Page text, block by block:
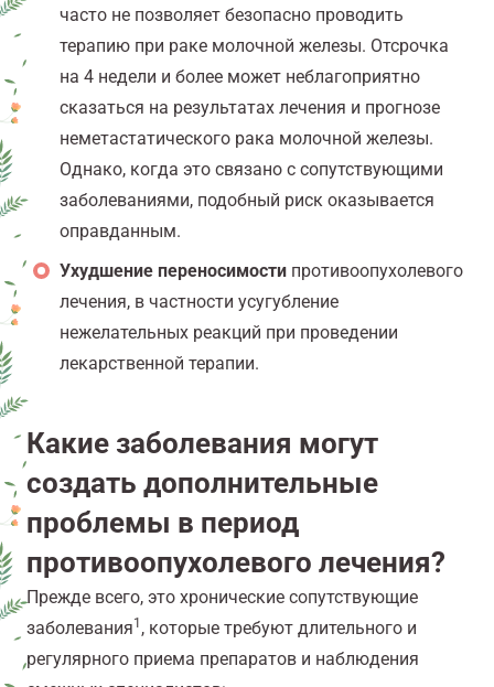
часто не позволяет безопасно проводить
терапию при раке молочной железы. Отсрочка
на 4 недели и более может неблагоприятно
сказаться на результатах лечения и прогнозе
неметастатического рака молочной железы.
Однако, когда это связано с сопутствующими
заболеваниями, подобный риск оказывается
оправданным.
Ухудшение переносимости противоопухолевого
лечения, в частности усугубление
нежелательных реакций при проведении
лекарственной терапии.
Какие заболевания могут
создать дополнительные
проблемы в период
противоопухолевого лечения?
Прежде всего, это хронические сопутствующие
заболевания1 , которые требуют длительного и
регулярного приема препаратов и наблюдения